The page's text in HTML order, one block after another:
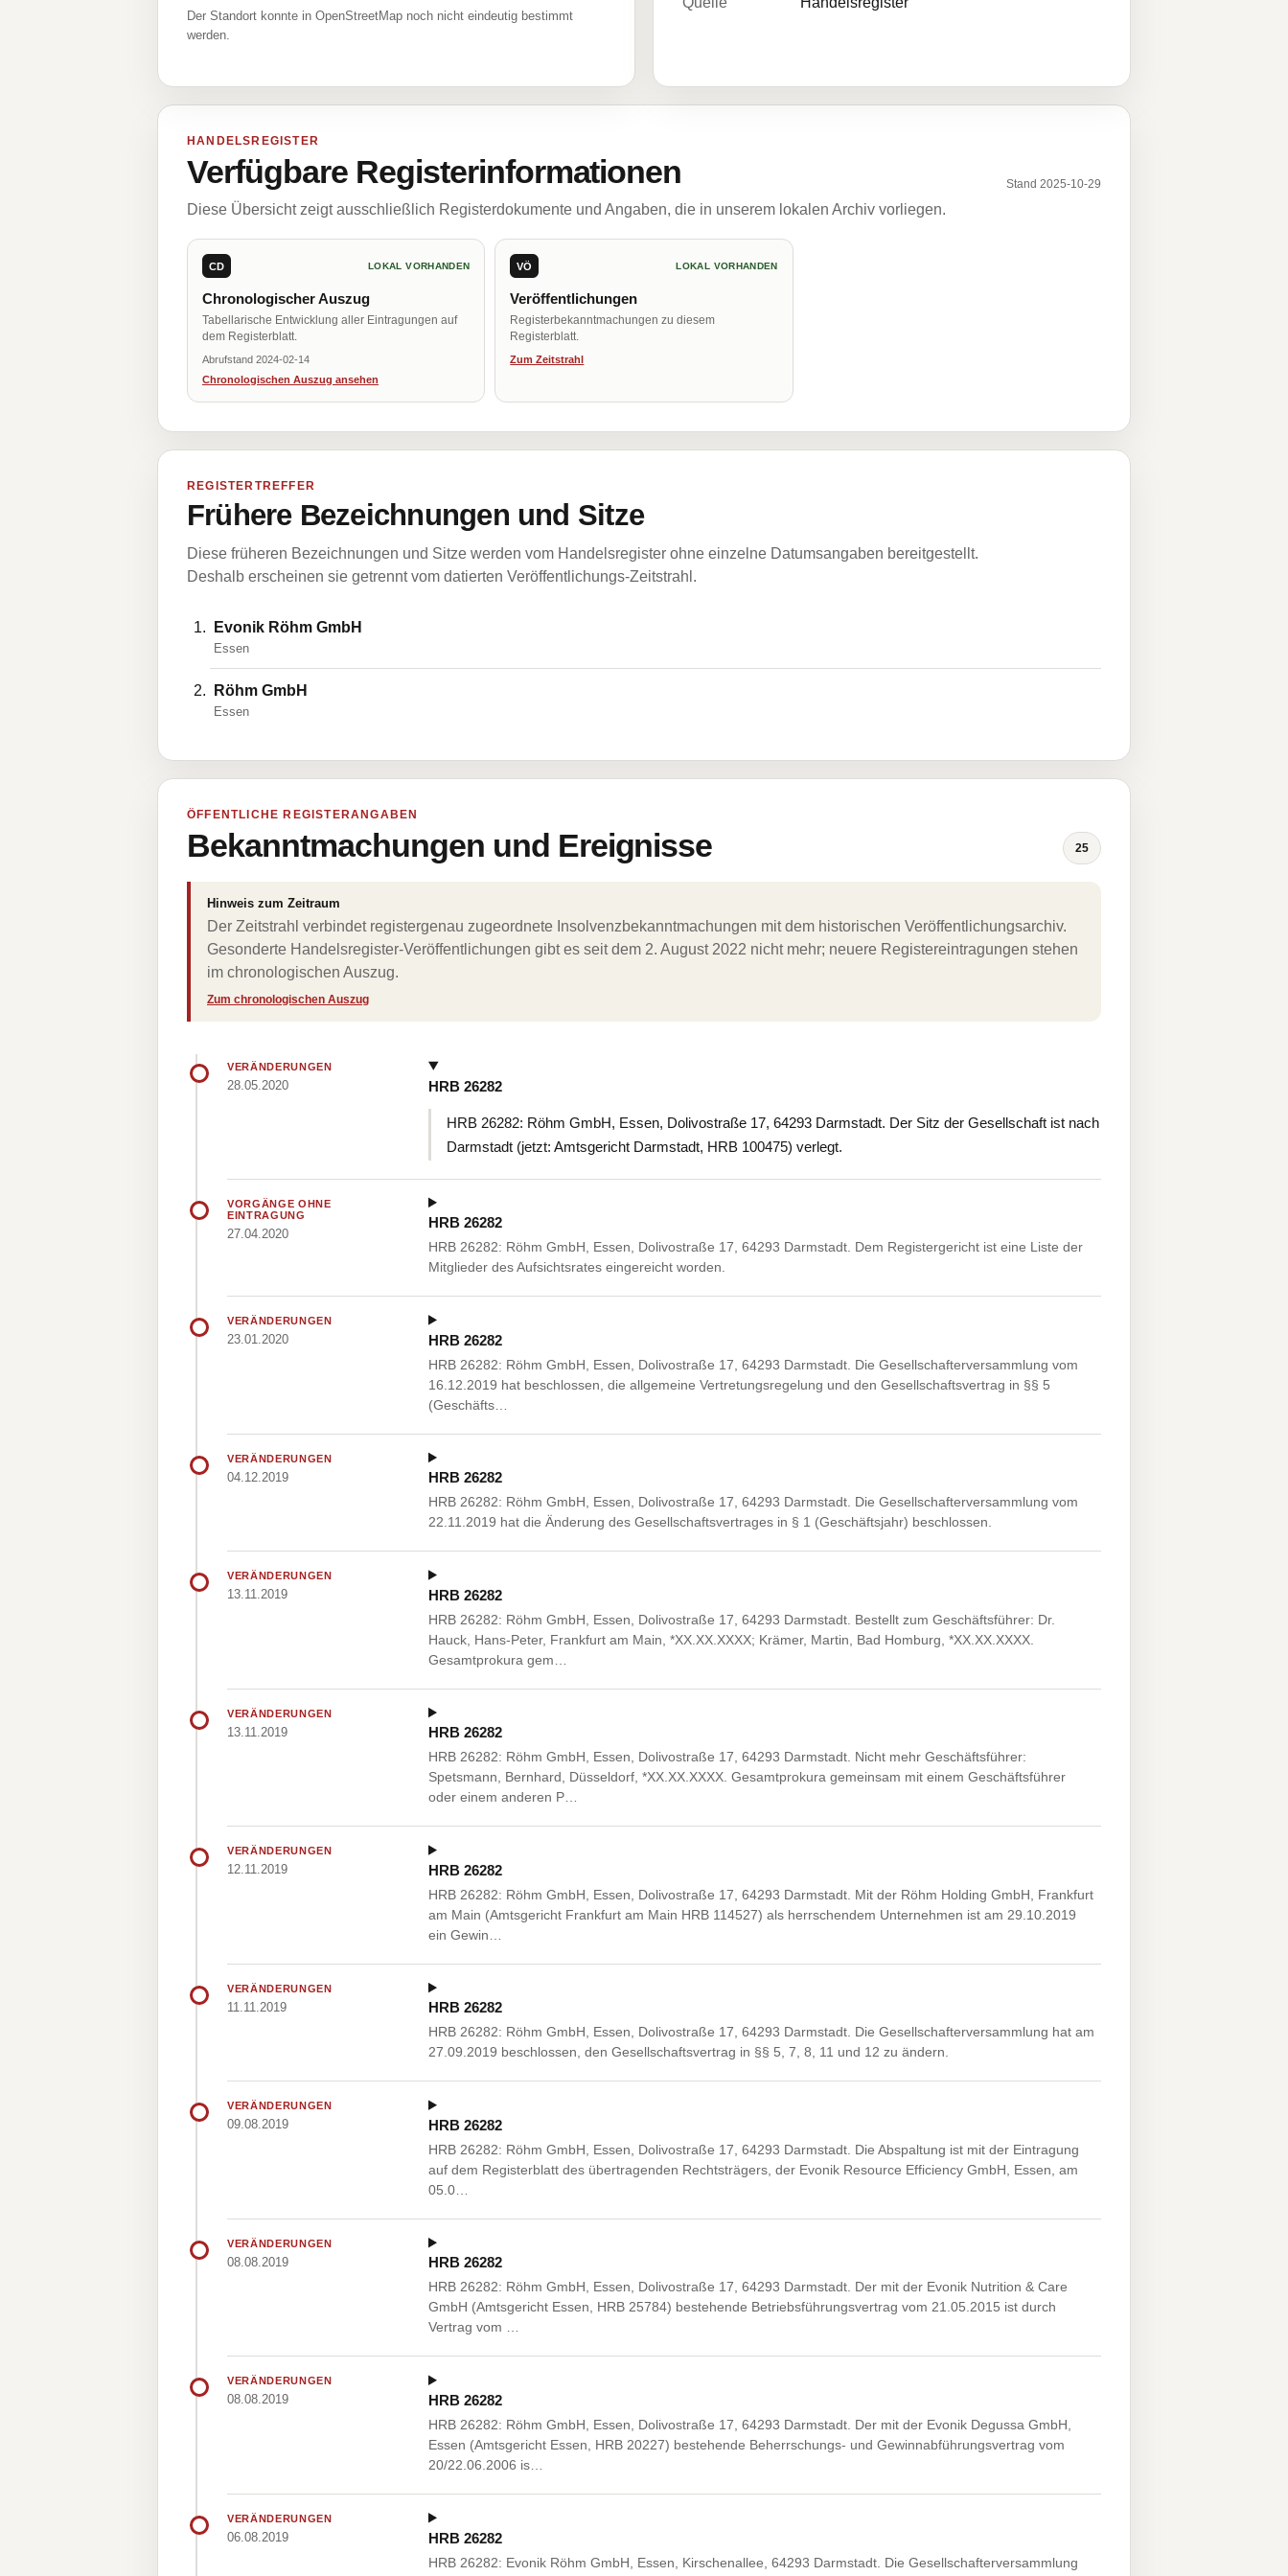
Der Standort konnte in OpenStreetMap noch nicht eindeutig bestimmt
werden.
HANDELSREGISTER
Verfügbare Registerinformationen Stand 2025-10-29
Diese Übersicht zeigt ausschließlich Registerdokumente und Angaben, die in unserem lokalen Archiv vorliegen.
CD LOKAL VORHANDEN
Chronologischer Auszug
Tabellarische Entwicklung aller Eintragungen auf
dem Registerblatt.
Abrufstand 2024-02-14
Chronologischen Auszug ansehen
VÖ LOKAL VORHANDEN
Veröffentlichungen
Registerbekanntmachungen zu diesem
Registerblatt.
Zum Zeitstrahl
REGISTERTREFFER
Frühere Bezeichnungen und Sitze
Diese früheren Bezeichnungen und Sitze werden vom Handelsregister ohne einzelne Datumsangaben bereitgestellt.
Deshalb erscheinen sie getrennt vom datierten Veröffentlichungs-Zeitstrahl.
Evonik Röhm GmbH
Essen
Röhm GmbH
Essen
ÖFFENTLICHE REGISTERANGABEN
Bekanntmachungen und Ereignisse 25
Hinweis zum Zeitraum
Der Zeitstrahl verbindet registergenau zugeordnete Insolvenzbekanntmachungen mit dem historischen Veröffentlichungsarchiv.
Gesonderte Handelsregister-Veröffentlichungen gibt es seit dem 2. August 2022 nicht mehr; neuere Registereintragungen stehen
im chronologischen Auszug.
Zum chronologischen Auszug
VERÄNDERUNGEN
28.05.2020 HRB 26282
HRB 26282: Röhm GmbH, Essen, Dolivostraße 17, 64293 Darmstadt. Der Sitz der Gesellschaft ist nach
Darmstadt (jetzt: Amtsgericht Darmstadt, HRB 100475) verlegt.
VORGÄNGE OHNE
EINTRAGUNG
27.04.2020
HRB 26282
HRB 26282: Röhm GmbH, Essen, Dolivostraße 17, 64293 Darmstadt. Dem Registergericht ist eine Liste der
Mitglieder des Aufsichtsrates eingereicht worden.
VERÄNDERUNGEN
23.01.2020 HRB 26282
HRB 26282: Röhm GmbH, Essen, Dolivostraße 17, 64293 Darmstadt. Die Gesellschafterversammlung vom
16.12.2019 hat beschlossen, die allgemeine Vertretungsregelung und den Gesellschaftsvertrag in §§ 5
(Geschäfts…
VERÄNDERUNGEN
04.12.2019 HRB 26282
HRB 26282: Röhm GmbH, Essen, Dolivostraße 17, 64293 Darmstadt. Die Gesellschafterversammlung vom
22.11.2019 hat die Änderung des Gesellschaftsvertrages in § 1 (Geschäftsjahr) beschlossen.
VERÄNDERUNGEN
13.11.2019 HRB 26282
HRB 26282: Röhm GmbH, Essen, Dolivostraße 17, 64293 Darmstadt. Bestellt zum Geschäftsführer: Dr.
Hauck, Hans-Peter, Frankfurt am Main, *XX.XX.XXXX; Krämer, Martin, Bad Homburg, *XX.XX.XXXX.
Gesamtprokura gem…
VERÄNDERUNGEN
13.11.2019 HRB 26282
HRB 26282: Röhm GmbH, Essen, Dolivostraße 17, 64293 Darmstadt. Nicht mehr Geschäftsführer:
Spetsmann, Bernhard, Düsseldorf, *XX.XX.XXXX. Gesamtprokura gemeinsam mit einem Geschäftsführer
oder einem anderen P…
VERÄNDERUNGEN
12.11.2019 HRB 26282
HRB 26282: Röhm GmbH, Essen, Dolivostraße 17, 64293 Darmstadt. Mit der Röhm Holding GmbH, Frankfurt
am Main (Amtsgericht Frankfurt am Main HRB 114527) als herrschendem Unternehmen ist am 29.10.2019
ein Gewin…
VERÄNDERUNGEN
11.11.2019 HRB 26282
HRB 26282: Röhm GmbH, Essen, Dolivostraße 17, 64293 Darmstadt. Die Gesellschafterversammlung hat am
27.09.2019 beschlossen, den Gesellschaftsvertrag in §§ 5, 7, 8, 11 und 12 zu ändern.
VERÄNDERUNGEN
09.08.2019 HRB 26282
HRB 26282: Röhm GmbH, Essen, Dolivostraße 17, 64293 Darmstadt. Die Abspaltung ist mit der Eintragung
auf dem Registerblatt des übertragenden Rechtsträgers, der Evonik Resource Efficiency GmbH, Essen, am
05.0…
VERÄNDERUNGEN
08.08.2019 HRB 26282
HRB 26282: Röhm GmbH, Essen, Dolivostraße 17, 64293 Darmstadt. Der mit der Evonik Nutrition & Care
GmbH (Amtsgericht Essen, HRB 25784) bestehende Betriebsführungsvertrag vom 21.05.2015 ist durch
Vertrag vom …
VERÄNDERUNGEN
08.08.2019 HRB 26282
HRB 26282: Röhm GmbH, Essen, Dolivostraße 17, 64293 Darmstadt. Der mit der Evonik Degussa GmbH,
Essen (Amtsgericht Essen, HRB 20227) bestehende Beherrschungs- und Gewinnabführungsvertrag vom
20/22.06.2006 is…
VERÄNDERUNGEN
06.08.2019 HRB 26282
HRB 26282: Evonik Röhm GmbH, Essen, Kirschenallee, 64293 Darmstadt. Die Gesellschafterversammlung